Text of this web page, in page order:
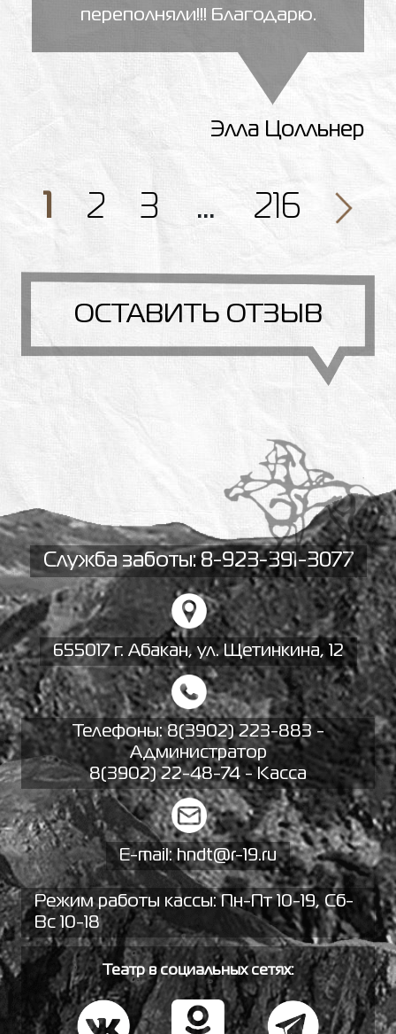
переполняли!!! Благодарю.
Элла Цолльнер
2 3 … 216
ОСТАВИТЬ ОТЗЫВ
Служба заботы: 8-923-391-3077
655017 г. Абакан, ул. Щетинкина, 12
Телефоны:8(3902) 223-883 -
Администратор
8(3902) 22-48-74 - Касса
E-mail:hndt@r-19.ru
Режим работы кассы: Пн-Пт 10-19, Сб-
Вс 10-18
Театр в социальных сетях: